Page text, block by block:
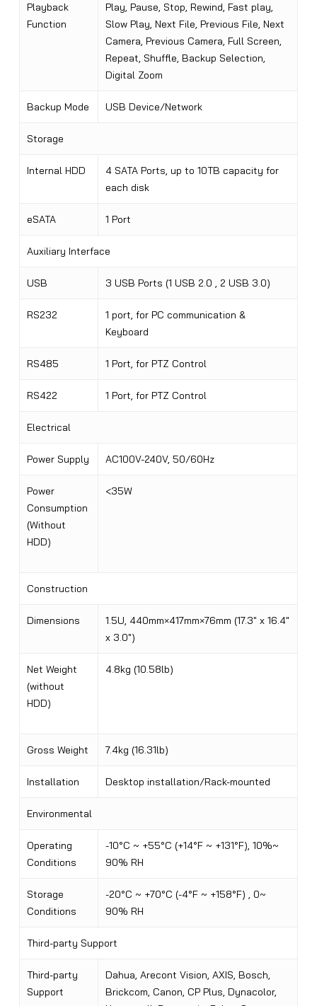
Playback
Function
Play, Pause, Stop, Rewind, Fast play,
Slow Play, Next File, Previous File, Next
Camera, Previous Camera, Full Screen,
Repeat, Shuffle, Backup Selection,
Digital Zoom
Backup Mode USB Device/Network
Storage
Internal HDD
4 SATA Ports, up to 10TB capacity for
each disk
eSATA 1 Port
Auxiliary Interface
USB 3 USB Ports (1 USB 2.0 , 2 USB 3.0)
RS232
1 port, for PC communication &
Keyboard
RS485 1 Port, for PTZ Control
RS422 1 Port, for PTZ Control
Electrical
Power Supply AC100V-240V, 50/60Hz
Power
Consumption
(Without
HDD)
<35W
Construction
Dimensions
1.5U, 440mm×417mm×76mm (17.3″ x 16.4″
x 3.0″)
Net Weight
(without
HDD)
4.8kg (10.58lb)
Gross Weight 7.4kg (16.31lb)
Installation Desktop installation/Rack-mounted
Environmental
Operating
Conditions
-10°C ~ +55°C (+14°F ~ +131°F), 10%~
90% RH
Storage
Conditions
-20°C ~ +70°C (-4°F ~ +158°F) , 0~
90% RH
Third-party Support
Third-party
Support
Dahua, Arecont Vision, AXIS, Bosch,
Brickcom, Canon, CP Plus, Dynacolor,